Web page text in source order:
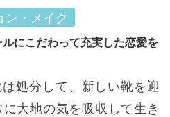
ン・メイク
にこだわって充実した恋愛を
処分して、新しい靴を迎
大地の気を吸収して生き